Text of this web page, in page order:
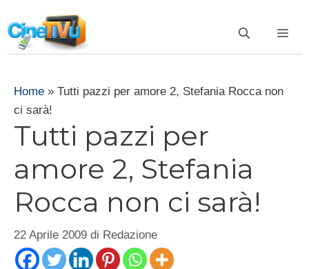
al
contenuto
Home » Tutti pazzi per amore 2, Stefania Rocca non
ci sarà!
Tutti pazzi per
amore 2, Stefania
Rocca non ci sarà!
22 Aprile 2009 di Redazione